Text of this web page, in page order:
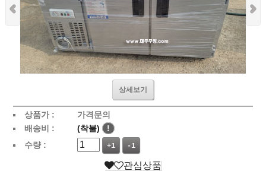
상세보기
상품가 :
가격문의
배송비 :
(착불)
!
수량 :
+1 -1
관심상품